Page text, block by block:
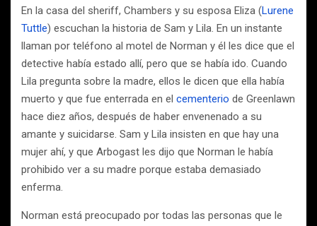
En la casa del sheriff, Chambers y su esposa Eliza (Lurene
Tuttle) escuchan la historia de Sam y Lila. En un instante
llaman por teléfono al motel de Norman y él les dice que el
detective había estado allí, pero que se había ido. Cuando
Lila pregunta sobre la madre, ellos le dicen que ella había
muerto y que fue enterrada en el cementerio de Greenlawn
hace diez años, después de haber envenenado a su
amante y suicidarse. Sam y Lila insisten en que hay una
mujer ahí, y que Arbogast les dijo que Norman le había
prohibido ver a su madre porque estaba demasiado
enferma.
Norman está preocupado por todas las personas que le